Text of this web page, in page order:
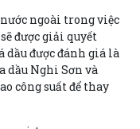
ngoài trong việc
được giải quyết
được đánh giá là
dầu Nghi Sơn và
công suất để thay